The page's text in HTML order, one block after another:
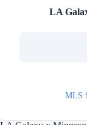
LA
MLS